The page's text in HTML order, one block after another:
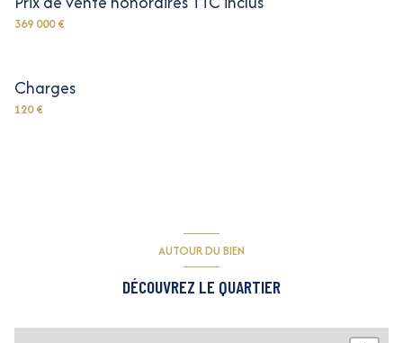
369 000 €
Charges
120 €
AUTOUR DU BIEN
DÉCOUVREZ LE QUARTIER